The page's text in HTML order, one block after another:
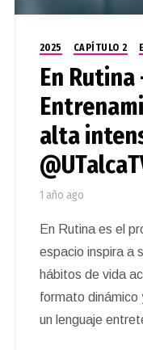
2025 CAPÍTULO 2
En Rutina
alta
1 año ago
En Rutina es el
espacio inspira a
hábitos de vida
formato dinámico
un lenguaje